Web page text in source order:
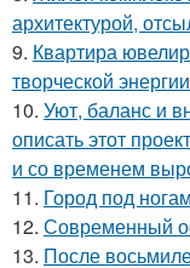
архитектурой,
9. Квартира
творческой
10. Уют, баланс и
описать этот
и со временем
11. Город под
12. Современный
13. После